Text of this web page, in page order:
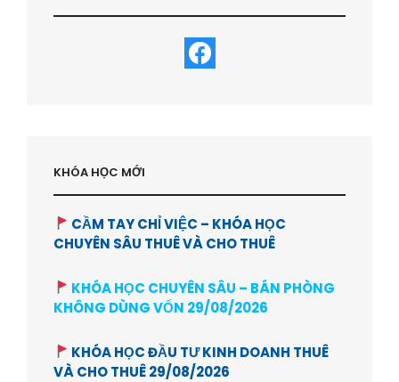
KHÓA HỌC MỚI
CẦM TAY CHỈ VIỆC – KHÓA HỌC
CHUYÊN SÂU THUÊ VÀ CHO THUÊ
KHÓA HỌC CHUYÊN SÂU – BÁN PHÒNG
KHÔNG DÙNG VỐN 29/08/2026
KHÓA HỌC ĐẦU TƯ KINH DOANH THUÊ
VÀ CHO THUÊ 29/08/2026